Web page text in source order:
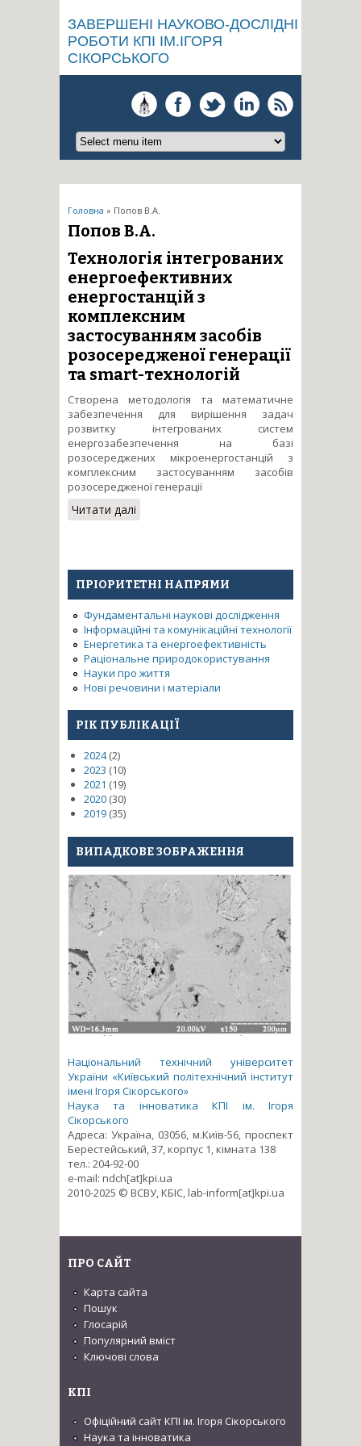
ЗАВЕРШЕНІ НАУКОВО-ДОСЛІДНІ
РОБОТИ КПІ ІМ.ІГОРЯ
СІКОРСЬКОГО
Ви є тут
Головна » Попов В.А.
Попов В.А.
Технологія інтегрованих
енергоефективних
енергостанцій з
комплексним
застосуванням засобів
розосередженої генерації
та smart-технологій
Створена методологія та математичне
забезпечення для вирішення задач
розвитку інтегрованих систем
енергозабезпечення на базі
розосереджених мікроенергостанцій з
комплексним застосуванням засобів
розосередженої генерації
Читати далі
енергоефективних
розосередженої генерації та
smart-технологій
ПРІОРИТЕТНІ НАПРЯМИ
Фундаментальні наукові дослідження
Інформаційні та комунікаційні технології
Енергетика та енергоефективність
Раціональне природокористування
Науки про життя
Нові речовини і матеріали
РІК ПУБЛІКАЦІЇ
2024(2)
2023 (10)
2021 (19)
2020 (30)
2019 (35)
ВИПАДКОВЕ ЗОБРАЖЕННЯ
Національний технічний університет
України «Київський політехнічний інститут
імені Ігоря Сікорського»
Наука та інноватика КПІ ім. Ігоря
Сікорського
Адреса: Україна, 03056, м.Київ-56, проспект
Берестейський, 37, корпус 1, кімната 138
тел.: 204-92-00
e-mail: ndch[at]kpi.ua
2010-2025 © ВСВУ, КБІС, lab-inform[at]kpi.ua
ПРО САЙТ
Карта сайта
Пошук
Глосарій
Популярний вміст
Ключові слова
КПІ
Офіційний сайт КПІ ім. Ігоря Сікорського
Наука та інноватика